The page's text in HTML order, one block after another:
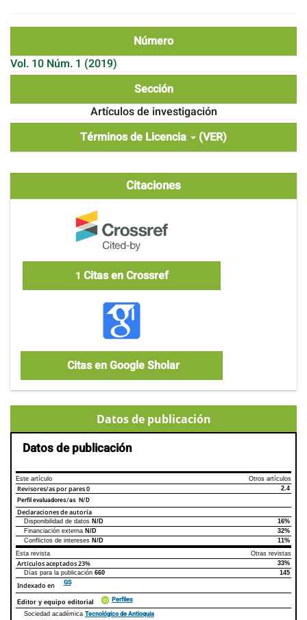
Número
Vol. 10 Núm. 1 (2019)
Sección
Artículos de investigación
Términos de Licencia
(VER)
Citaciones
1 Citas en Crossref
Citas en Google Sholar
Datos de publicación
Datos de publicación
Este artículo Otros artículos
Revisores/as por pares0 2.4
Perfil evaluadores/as N/D
Declaraciones de autoría
Declaraciones de autoríaEste artículo
Disponibilidad de datos N/D
16%
Financiación externa N/D
32%
Conflictos de intereses N/D
11%
Esta revista
Otras revistas
Artículos aceptados23%
33%
Días para la publicación 660 145
Indexado en GS
Editor y equipo editorial Perfiles
Sociedad académica Tecnológico de Antioquia